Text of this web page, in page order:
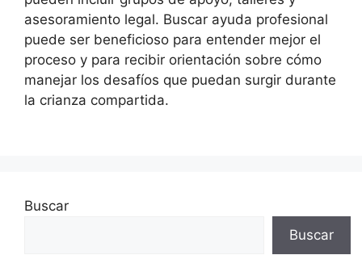
asesoramiento legal. Buscar ayuda profesional
puede ser beneficioso para entender mejor el
proceso y para recibir orientación sobre cómo
manejar los desafíos que puedan surgir durante
la crianza compartida.
Buscar
Buscar